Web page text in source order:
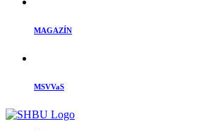
MAGAZÍN
MSVVaS